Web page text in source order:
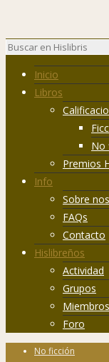
Inicio
Libros
No
Premios
Info
Sobre
FAQs
Contacto
Hislibreños
Actividad
Grupos
Miembros
Foro
No ficción